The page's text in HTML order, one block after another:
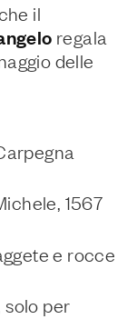
il
regala
delle
1567
e rocce
solo per